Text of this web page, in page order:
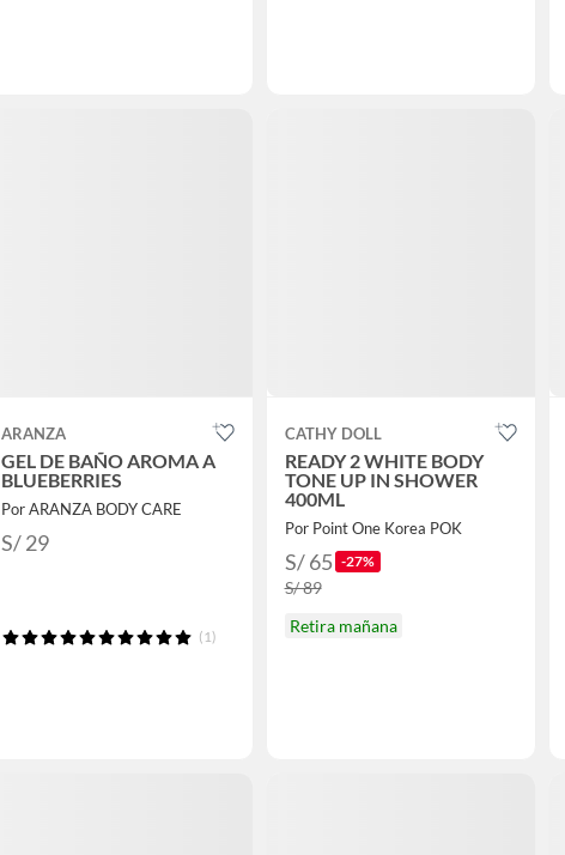
ARANZA
GEL DE BAÑO AROMA A
BLUEBERRIES
Por ARANZA BODY CARE
S/ 29
(1)
CATHY DOLL
READY 2 WHITE BODY
TONE UP IN SHOWER
400ML
Por Point One Korea POK
S/ 65 -27%
S/ 89
Retira mañana